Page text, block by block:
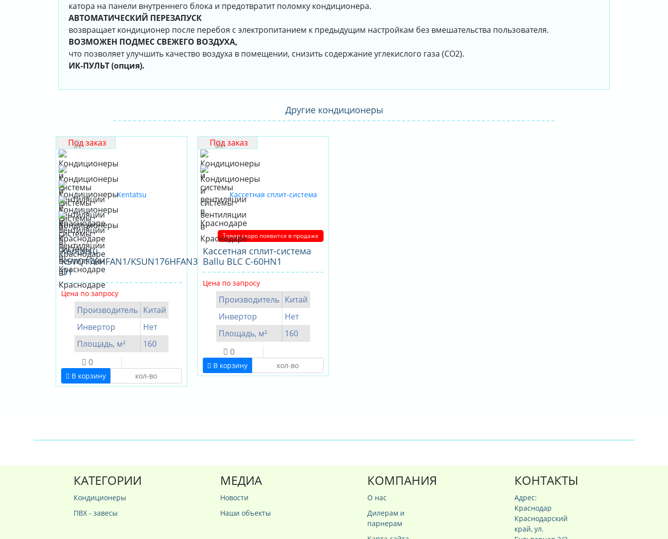
катора на панели внутреннего блока и предотвратит поломку кондиционера.
АВТОМАТИЧЕСКИЙ ПЕРЕЗАПУСК
возвращает кондиционер после перебоя с электропитанием к предыдущим настройкам без вмешательства пользователя.
ВОЗМОЖЕН ПОДМЕС СВЕЖЕГО ВОЗДУХА,
что позволяет улучшить качество воздуха в помещении, снизить содержание углекислого газа (CO2).
ИК-ПУЛЬТ (опция).
Другие кондиционеры
Под заказ
Kentatsu
KSVQ176HFAN1/KSUN176HFAN3/KPU95-
D1
Цена по запросу
Производитель Китай
Инвертор
Нет
Площадь, м²
160
0
В корзину
Под заказ
Товар скоро появится в продаже
Кассетная сплит-система
Ballu BLC C-60HN1
Цена по запросу
Производитель Китай
Инвертор
Нет
Площадь, м²
160
0
В корзину
КАТЕГОРИИ
Кондиционеры
ПВХ - завесы
МЕДИА
Новости
Наши объекты
КОМПАНИЯ
О нас
Дилерам и
парнерам
КОНТАКТЫ
Адрес:
Краснодар
Краснодарский
край, ул.